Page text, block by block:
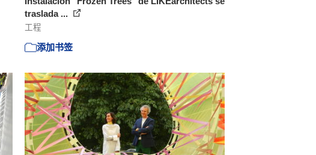
traslada ...
工程
添加书签